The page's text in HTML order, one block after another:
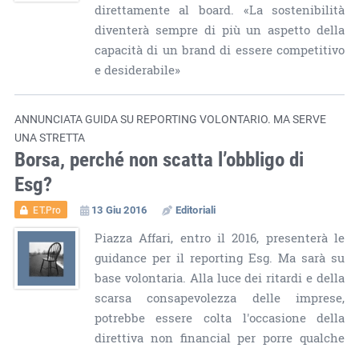
direttamente al board. «La sostenibilità
diventerà sempre di più un aspetto della
capacità di un brand di essere competitivo
e desiderabile»
ANNUNCIATA GUIDA SU REPORTING VOLONTARIO. MA SERVE
UNA STRETTA
Borsa, perché non scatta l’obbligo di
Esg?
ET.Pro 13 Giu 2016 Editoriali
Piazza Affari, entro il 2016, presenterà le
guidance per il reporting Esg. Ma sarà su
base volontaria. Alla luce dei ritardi e della
scarsa consapevolezza delle imprese,
potrebbe essere colta l'occasione della
direttiva non financial per porre qualche